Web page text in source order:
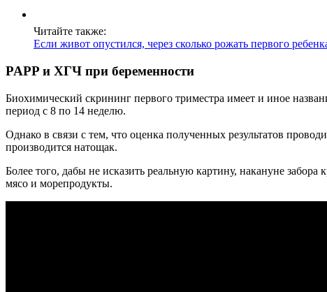
Читайте также:
Если живот опустился, через сколько рожать первого
PAPP и ХГЧ при беременности
Биохимический скрининг первого триместра имеет и иное
период с 8 по 14 неделю.
Однако в связи с тем, что оценка полученных результатов
производится натощак.
Более того, дабы не исказить реальную картину, накануне
мясо и морепродукты.